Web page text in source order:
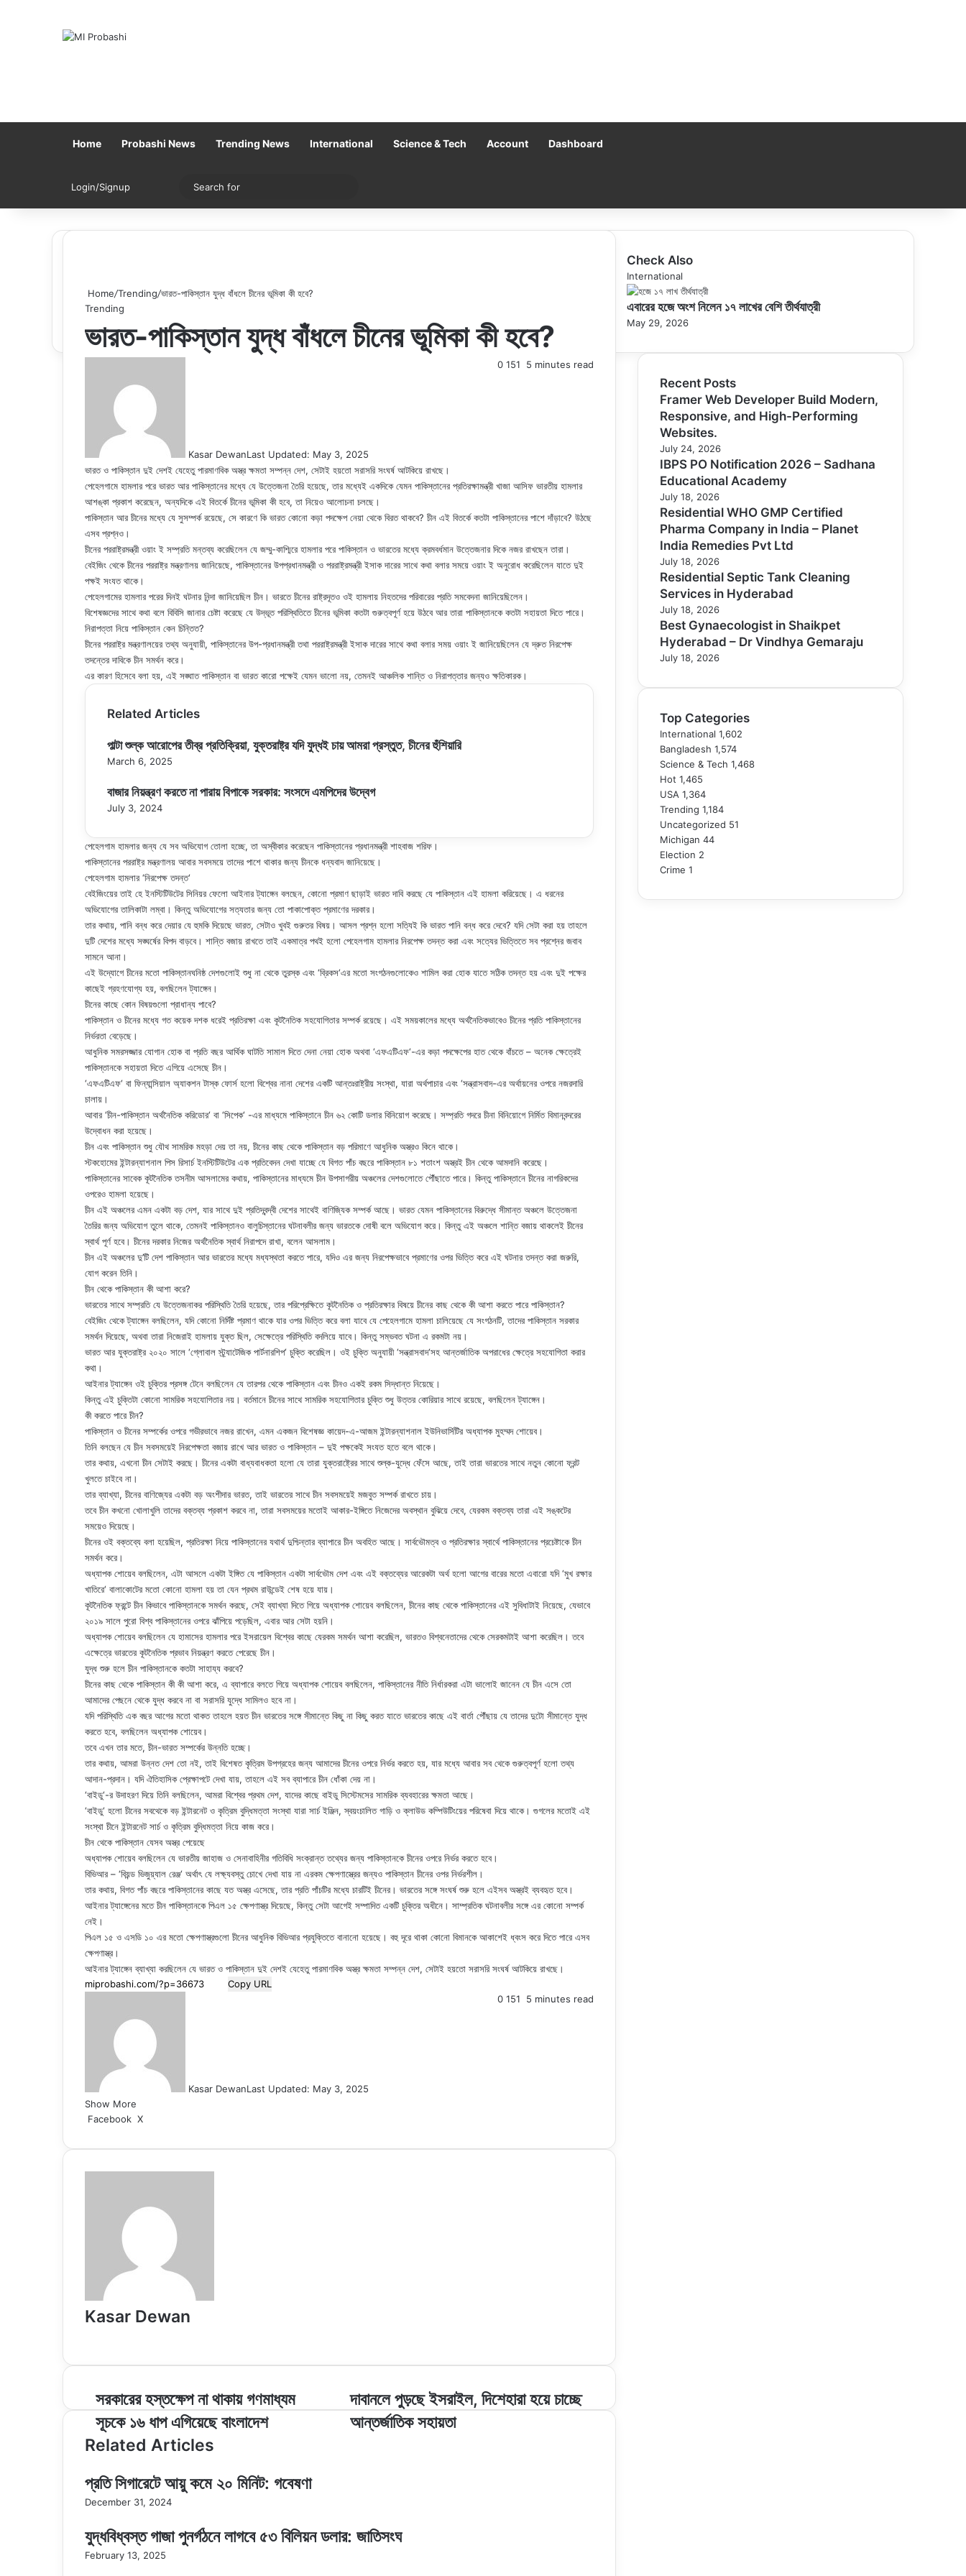
Home Probashi News Trending News International Science & Tech Account Dashboard
Login/Signup Switch skin
for
Home/Trending/ভারত-পাকিস্তান যুদ্ধ বাঁধলে চীনের ভূমিকা কী হবে?
Trending
ভারত-পাকিস্তান যুদ্ধ বাঁধলে চীনের ভূমিকা কী হবে?
Kasar DewanLast Updated: May 3, 2025
0 151 5 minutes read
ভারত ও পাকিস্তান দুই দেশই যেহেতু পারমাণবিক অস্ত্র ক্ষমতা সম্পন্ন দেশ, সেটাই হয়তো সরাসরি সংঘর্ষ আটকিয়ে রাখছে।
পেহেলগামে হামলার পরে ভারত আর পাকিস্তানের মধ্যে যে উত্তেজনা তৈরি হয়েছে, তার মধ্যেই একদিকে যেমন পাকিস্তানের প্রতিরক্ষামন্ত্রী খাজা আসিফ ভারতীয় হামলার
আশঙ্কা প্রকাশ করেছেন, অন্যদিকে এই বিতর্কে চীনের ভূমিকা কী হবে, তা নিয়েও আলোচনা চলছে।
পাকিস্তান আর চীনের মধ্যে যে সুসম্পর্ক রয়েছে, সে কারণে কি ভারত কোনো কড়া পদক্ষেপ নেয়া থেকে বিরত থাকবে? চীন এই বিতর্কে কতটা পাকিস্তানের পাশে দাঁড়াবে? উঠছে
এসব প্রশ্নও।
চীনের পররাষ্ট্রমন্ত্রী ওয়াং ই সম্প্রতি মন্তব্য করেছিলেন যে জম্মু-কাশ্মিরে হামলার পরে পাকিস্তান ও ভারতের মধ্যে ক্রমবর্ধমান উত্তেজনার দিকে নজর রাখছেন তারা।
বেইজিং থেকে চীনের পররাষ্ট্র মন্ত্রণালয় জানিয়েছে, পাকিস্তানের উপপ্রধানমন্ত্রী ও পররাষ্ট্রমন্ত্রী ইসাক দারের সাথে কথা বলার সময়ে ওয়াং ই অনুরোধ করেছিলেন যাতে দুই
পক্ষই সংযত থাকে।
পেহেলগামের হামলার পরের দিনই ঘটনার নিন্দা জানিয়েছিল চীন। ভারতে চীনের রাষ্ট্রদূতও ওই হামলায় নিহতদের পরিবারের প্রতি সমবেদনা জানিয়েছিলেন।
বিশেষজ্ঞদের সাথে কথা বলে বিবিসি জানার চেষ্টা করেছে যে উদ্ভূত পরিস্থিতিতে চীনের ভূমিকা কতটা গুরুত্বপূর্ণ হয়ে উঠবে আর তারা পাকিস্তানকে কতটা সহায়তা দিতে পারে।
নিরাপত্তা নিয়ে পাকিস্তান কেন চিন্তিত?
চীনের পররাষ্ট্র মন্ত্রণালয়ের তথ্য অনুযায়ী, পাকিস্তানের উপ-প্রধানমন্ত্রী তথা পররাষ্ট্রমন্ত্রী ইসাক দারের সাথে কথা বলার সময় ওয়াং ই জানিয়েছিলেন যে দ্রুত নিরপেক্ষ
তদন্তের দাবিকে চীন সমর্থন করে।
এর কারণ হিসেবে বলা হয়, এই সঙ্ঘাত পাকিস্তান বা ভারত কারো পক্ষেই যেমন ভালো নয়, তেমনই আঞ্চলিক শান্তি ও নিরাপত্তার জন্যও ক্ষতিকারক।
Related Articles
পাল্টা শুল্ক আরোপের তীব্র প্রতিক্রিয়া, যুক্তরাষ্ট্র যদি যুদ্ধই চায় আমরা প্রস্তুত, চীনের হুঁশিয়ারি
March 6, 2025
বাজার নিয়ন্ত্রণ করতে না পারায় বিপাকে সরকার: সংসদে এমপিদের উদ্বেগ
July 3, 2024
পেহেলগাম হামলার জন্য যে সব অভিযোগ তোলা হচ্ছে, তা অস্বীকার করেছেন পাকিস্তানের প্রধানমন্ত্রী শাহবাজ শরিফ।
পাকিস্তানের পররাষ্ট্র মন্ত্রণালয় আবার সবসময়ে তাদের পাশে থাকার জন্য চীনকে ধন্যবাদ জানিয়েছে।
পেহেলগাম হামলার ‘নিরপেক্ষ তদন্ত‘
বেইজিংয়ের তাই হে ইনস্টিটিউটের সিনিয়র ফেলো আইনার ট্যাঙ্গেন বলছেন, কোনো প্রমাণ ছাড়াই ভারত দাবি করছে যে পাকিস্তান এই হামলা করিয়েছে। এ ধরনের
অভিযোগের তালিকাটা লম্বা। কিন্তু অভিযোগের সত্যতার জন্য তো পাকাপোক্ত প্রমাণের দরকার।
তার কথায়, পানি বন্ধ করে দেয়ার যে হুমকি দিয়েছে ভারত, সেটাও খুবই গুরুতর বিষয়। আসল প্রশ্ন হলো সত্যিই কি ভারত পানি বন্ধ করে দেবে? যদি সেটা করা হয় তাহলে
দুটি দেশের মধ্যে সঙ্ঘর্ষের বিপদ বাড়বে। শান্তি বজায় রাখতে তাই একমাত্র পথই হলো পেহেলগাম হামলার নিরপেক্ষ তদন্ত করা এবং সত্যের ভিত্তিতে সব প্রশ্নের জবাব
সামনে আনা।
এই উদ্যোগে চীনের মতো পাকিস্তানঘনিষ্ঠ দেশগুলোই শুধু না থেকে তুরস্ক এবং ‘ব্রিকস‘এর মতো সংগঠনগুলোকেও শামিল করা হোক যাতে সঠিক তদন্ত হয় এবং দুই পক্ষের
কাছেই গ্রহণযোগ্য হয়, বলছিলেন ট্যাঙ্গেন।
চীনের কাছে কোন বিষয়গুলো প্রাধান্য পাবে?
পাকিস্তান ও চীনের মধ্যে গত কয়েক দশক ধরেই প্রতিরক্ষা এবং কূটনৈতিক সহযোগিতার সম্পর্ক রয়েছে। এই সময়কালের মধ্যে অর্থনৈতিকভাবেও চীনের প্রতি পাকিস্তানের
নির্ভরতা বেড়েছে।
আধুনিক সমরসজ্জার যোগান হোক বা প্রতি বছর আর্থিক ঘাটতি সামাল দিতে দেনা নেয়া হোক অথবা ‘এফএটিএফ‘-এর কড়া পদক্ষেপের হাত থেকে বাঁচতে – অনেক ক্ষেত্রেই
পাকিস্তানকে সহায়তা দিতে এগিয়ে এসেছে চীন।
‘এফএটিএফ‘ বা ফিন্যান্সিয়াল অ্যাকশন টাস্ক ফোর্স হলো বিশ্বের নানা দেশের একটি আন্তঃরাষ্ট্রীয় সংস্থা, যারা অর্থপাচার এবং ‘সন্ত্রাসবাদ-এর অর্থায়নের ওপরে নজরদারি
চালায়।
আবার ‘চীন-পাকিস্তান অর্থনৈতিক করিডোর‘ বা ‘সিপেক‘ -এর মাধ্যমে পাকিস্তানে চীন ৬২ কোটি ডলার বিনিয়োগ করেছে। সম্প্রতি গদরে চীনা বিনিয়োগে নির্মিত বিমানবন্দরের
উদ্বোধন করা হয়েছে।
চীন এবং পাকিস্তান শুধু যৌথ সামরিক মহড়া দেয় তা নয়, চীনের কাছ থেকে পাকিস্তান বড় পরিমাণে আধুনিক অস্ত্রও কিনে থাকে।
স্টকহোমের ইন্টারন্যাশনাল পিস রিসার্চ ইনস্টিটিউটের এক প্রতিবেদন দেখা যাচ্ছে যে বিগত পাঁচ বছরে পাকিস্তান ৮১ শতাংশ অস্ত্রই চীন থেকে আমদানি করেছে।
পাকিস্তানের সাবেক কূটনৈতিক তসনীম আসলামের কথায়, পাকিস্তানের মাধ্যমে চীন উপসাগরীয় অঞ্চলের দেশগুলোতে পৌঁছাতে পারে। কিন্তু পাকিস্তানে চীনের নাগরিকদের
ওপরেও হামলা হয়েছে।
চীন এই অঞ্চলের এমন একটা বড় দেশ, যার সাথে দুই প্রতিদ্বন্দ্বী দেশের সাথেই বাণিজ্যিক সম্পর্ক আছে। ভারত যেমন পাকিস্তানের বিরুদ্ধে সীমান্ত অঞ্চলে উত্তেজনা
তৈরির জন্য অভিযোগ তুলে থাকে, তেমনই পাকিস্তানও বালুচিস্তানের ঘটনাবলীর জন্য ভারতকে দোষী বলে অভিযোগ করে। কিন্তু এই অঞ্চলে শান্তি বজায় থাকলেই চীনের
স্বার্থ পূর্ণ হবে। চীনের দরকার নিজের অর্থনৈতিক স্বার্থ নিরাপদে রাখা, বলেন আসলাম।
চীন এই অঞ্চলের দু’টি দেশ পাকিস্তান আর ভারতের মধ্যে মধ্যস্থতা করতে পারে, যদিও এর জন্য নিরপেক্ষভাবে প্রমাণের ওপর ভিত্তি করে এই ঘটনার তদন্ত করা জরুরি,
যোগ করেন তিনি।
চীন থেকে পাকিস্তান কী আশা করে?
ভারতের সাথে সম্প্রতি যে উত্তেজনাকর পরিস্থিতি তৈরি হয়েছে, তার পরিপ্রেক্ষিতে কূটনৈতিক ও প্রতিরক্ষার বিষয়ে চীনের কাছ থেকে কী আশা করতে পারে পাকিস্তান?
বেইজিং থেকে ট্যাঙ্গেন বলছিলেন, যদি কোনো নির্দিষ্ট প্রমাণ থাকে যার ওপর ভিত্তি করে বলা যাবে যে পেহেলগামে হামলা চালিয়েছে যে সংগঠনটি, তাদের পাকিস্তান সরকার
সমর্থন দিয়েছে, অথবা তারা নিজেরাই হামলায় যুক্ত ছিল, সেক্ষেত্রে পরিস্থিতি বদলিয়ে যাবে। কিন্তু সম্ভবত ঘটনা এ রকমটা নয়।
ভারত আর যুক্তরাষ্ট্র ২০২০ সালে ‘গ্লোবাল স্ট্র্যাটেজিক পার্টনারশিপ‘ চুক্তি করেছিল। ওই চুক্তি অনুযায়ী ‘সন্ত্রাসবাদ‘সহ আন্তর্জাতিক অপরাধের ক্ষেত্রে সহযোগিতা করার
কথা।
আইনার ট্যাঙ্গেন ওই চুক্তির প্রসঙ্গ টেনে বলছিলেন যে তারপর থেকে পাকিস্তান এবং চীনও একই রকম সিদ্ধান্ত নিয়েছে।
কিন্তু এই চুক্তিটা কোনো সামরিক সহযোগিতার নয়। বর্তমানে চীনের সাথে সামরিক সহযোগিতার চুক্তি শুধু উত্তর কোরিয়ার সাথে রয়েছে, বলছিলেন ট্যাঙ্গেন।
কী করতে পারে চীন?
পাকিস্তান ও চীনের সম্পর্কের ওপরে গভীরভাবে নজর রাখেন, এমন একজন বিশেষজ্ঞ কায়েদ-এ-আজম ইন্টারন্যাশনাল ইউনিভার্সিটির অধ্যাপক মুহম্মদ শোয়েব।
তিনি বলছেন যে চীন সবসময়েই নিরপেক্ষতা বজায় রাখে আর ভারত ও পাকিস্তান – দুই পক্ষকেই সংযত হতে বলে থাকে।
তার কথায়, এখনো চীন সেটাই করছে। চীনের একটা বাধ্যবাধকতা হলো যে তারা যুক্তরাষ্ট্রের সাথে শুল্ক-যুদ্ধে ফেঁসে আছে, তাই তারা ভারতের সাথে নতুন কোনো ফ্রন্ট
খুলতে চাইবে না।
তার ব্যাখ্যা, চীনের বাণিজ্যের একটা বড় অংশীদার ভারত, তাই ভারতের সাথে চীন সবসময়েই মজবুত সম্পর্ক রাখতে চায়।
তবে চীন কখনো খোলাখুলি তাদের বক্তব্য প্রকাশ করবে না, তারা সবসময়ের মতোই আকার-ইঙ্গিতে নিজেদের অবস্থান বুঝিয়ে দেবে, যেরকম বক্তব্য তারা এই সঙ্কটের
সময়েও দিয়েছে।
চীনের ওই বক্তব্যে বলা হয়েছিল, প্রতিরক্ষা নিয়ে পাকিস্তানের যথার্থ দুশ্চিন্তার ব্যাপারে চীন অবহিত আছে। সার্বভৌমত্ব ও প্রতিরক্ষার স্বার্থে পাকিস্তানের প্রচেষ্টাকে চীন
সমর্থন করে।
অধ্যাপক শোয়েব বলছিলেন, এটা আসলে একটা ইঙ্গিত যে পাকিস্তান একটা সার্বভৌম দেশ এবং এই বক্তব্যের আরেকটা অর্থ হলো আগের বারের মতো এবারো যদি ‘মুখ রক্ষার
খাতিরে‘ বালাকোটের মতো কোনো হামলা হয় তা যেন প্রথম রাউন্ডেই শেষ হয়ে যায়।
কূটনৈতিক ফ্রন্টে চীন কিভাবে পাকিস্তানকে সমর্থন করছে, সেই ব্যাখ্যা দিতে গিয়ে অধ্যাপক শোয়েব বলছিলেন, চীনের কাছ থেকে পাকিস্তানের এই সুবিধাটাই নিয়েছে, যেভাবে
২০১৯ সালে পুরো বিশ্ব পাকিস্তানের ওপরে ঝাঁপিয়ে পড়েছিল, এবার আর সেটা হয়নি।
অধ্যাপক শোয়েব বলছিলেন যে হামাসের হামলার পরে ইসরায়েল বিশ্বের কাছে যেরকম সমর্থন আশা করেছিল, ভারতও বিশ্বনেতাদের থেকে সেরকমটাই আশা করেছিল। তবে
এক্ষেত্রে ভারতের কূটনৈতিক প্রভাব নিয়ন্ত্রণ করতে পেরেছে চীন।
যুদ্ধ শুরু হলে চীন পাকিস্তানকে কতটা সাহায্য করবে?
চীনের কাছ থেকে পাকিস্তান কী কী আশা করে, এ ব্যাপারে বলতে গিয়ে অধ্যাপক শোয়েব বলছিলেন, পাকিস্তানের নীতি নির্ধারকরা এটা ভালোই জানেন যে চীন এসে তো
আমাদের পেছনে থেকে যুদ্ধ করবে না বা সরাসরি যুদ্ধে সামিলও হবে না।
যদি পরিস্থিতি এক বছর আগের মতো থাকত তাহলে হয়ত চীন ভারতের সঙ্গে সীমান্তে কিছু না কিছু করত যাতে ভারতের কাছে এই বার্তা পৌঁছায় যে তাদের দুটো সীমান্তে যুদ্ধ
করতে হবে, বলছিলেন অধ্যাপক শোয়েব।
তবে এখন তার মতে, চীন-ভারত সম্পর্কের উন্নতি হচ্ছে।
তার কথায়, আমরা উন্নত দেশ তো নই, তাই বিশেষত কৃত্রিম উপগ্রহের জন্য আমাদের চীনের ওপরে নির্ভর করতে হয়, যার মধ্যে আবার সব থেকে গুরুত্বপূর্ণ হলো তথ্য
আদান-প্রদান। যদি ঐতিহাসিক প্রেক্ষাপটে দেখা যায়, তাহলে এই সব ব্যাপারে চীন ধোঁকা দেয় না।
‘বাইডু‘-র উদাহরণ দিয়ে তিনি বলছিলেন, আমরা বিশ্বের প্রথম দেশ, যাদের কাছে বাইডু সিস্টেমসের সামরিক ব্যবহারের ক্ষমতা আছে।
‘বাইডু‘ হলো চীনের সবথেকে বড় ইন্টারনেট ও কৃত্রিম বুদ্ধিমত্তা সংস্থা যারা সার্চ ইঞ্জিন, স্বয়ংচালিত গাড়ি ও ক্লাউড কম্পিউটিংয়ের পরিষেবা দিয়ে থাকে। গুগলের মতোই এই
সংস্থা চীনে ইন্টারনেট সার্চ ও কৃত্রিম বুদ্ধিমত্তা নিয়ে কাজ করে।
চীন থেকে পাকিস্তান যেসব অস্ত্র পেয়েছে
অধ্যাপক শোয়েব বলছিলেন যে ভারতীয় জাহাজ ও সেনাবাহিনীর গতিবিধি সংক্রান্ত তথ্যের জন্য পাকিস্তানকে চীনের ওপরে নির্ভর করতে হবে।
বিভিআর – ‘বিয়ন্ড ভিজুয়্যাল রেঞ্জ‘ অর্থাৎ যে লক্ষ্যবস্তু চোখে দেখা যায় না এরকম ক্ষেপণাস্ত্রের জন্যও পাকিস্তান চীনের ওপর নির্ভরশীল।
তার কথায়, বিগত পাঁচ বছরে পাকিস্তানের কাছে যত অস্ত্র এসেছে, তার প্রতি পাঁচটির মধ্যে চারটিই চীনের। ভারতের সঙ্গে সংঘর্ষ শুরু হলে এইসব অস্ত্রই ব্যবহৃত হবে।
আইনার ট্যাঙ্গেনের মতে চীন পাকিস্তানকে পিএল ১৫ ক্ষেপণাস্ত্র দিয়েছে, কিন্তু সেটা আগেই সম্পাদিত একটি চুক্তির অধীনে। সাম্প্রতিক ঘটনাবলীর সঙ্গে এর কোনো সম্পর্ক
নেই।
পিএল ১৫ ও এসডি ১০ এর মতো ক্ষেপণাস্ত্রগুলো চীনের আধুনিক বিভিআর প্রযুক্তিতে বানানো হয়েছে। বহু দূরে থাকা কোনো বিমানকে আকাশেই ধ্বংস করে দিতে পারে এসব
ক্ষেপণাস্ত্র।
আইনার ট্যাঙ্গেন ব্যাখ্যা করছিলেন যে ভারত ও পাকিস্তান দুই দেশই যেহেতু পারমাণবিক অস্ত্র ক্ষমতা সম্পন্ন দেশ, সেটাই হয়তো সরাসরি সংঘর্ষ আটকিয়ে রাখছে।
Copy URL
Kasar DewanLast Updated: May 3, 2025
0 151 5 minutes read
Show More
Facebook X
Email
Kasar Dewan
সরকারের
হস্তক্ষেপ
না
থাকায়
গণমাধ্যম
১৬
ধাপ
বাংলাদেশ
সরকারের হস্তক্ষেপ না থাকায় গণমাধ্যম
সূচকে ১৬ ধাপ এগিয়েছে বাংলাদেশ
দাবানলে
পুড়ছে
ইসরাইল,
দাবানলে পুড়ছে ইসরাইল, দিশেহারা হয়ে চাচ্ছে
আন্তর্জাতিক সহায়তা
Related Articles
প্রতি সিগারেটে আয়ু কমে ২০ মিনিট: গবেষণা
December 31, 2024
যুদ্ধবিধ্বস্ত গাজা পুনর্গঠনে লাগবে ৫৩ বিলিয়ন ডলার: জাতিসংঘ
February 13, 2025
Check Also
Close
International
এবারের হজে অংশ নিলেন ১৭ লাখের বেশি তীর্থযাত্রী
May 29, 2026
Recent Posts
Framer Web Developer Build Modern,
Responsive, and High-Performing
Websites.
July 24, 2026
IBPS PO Notification 2026 – Sadhana
Educational Academy
July 18, 2026
Residential WHO GMP Certified
Pharma Company in India – Planet
India Remedies Pvt Ltd
July 18, 2026
Residential Septic Tank Cleaning
Services in Hyderabad
July 18, 2026
Best Gynaecologist in Shaikpet
Hyderabad – Dr Vindhya Gemaraju
July 18, 2026
Top Categories
International 1,602
Bangladesh 1,574
Science & Tech 1,468
Hot 1,465
USA 1,364
Trending 1,184
Uncategorized 51
Michigan 44
Election 2
Crime 1